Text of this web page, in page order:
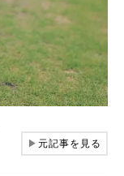
▶元記事を見る